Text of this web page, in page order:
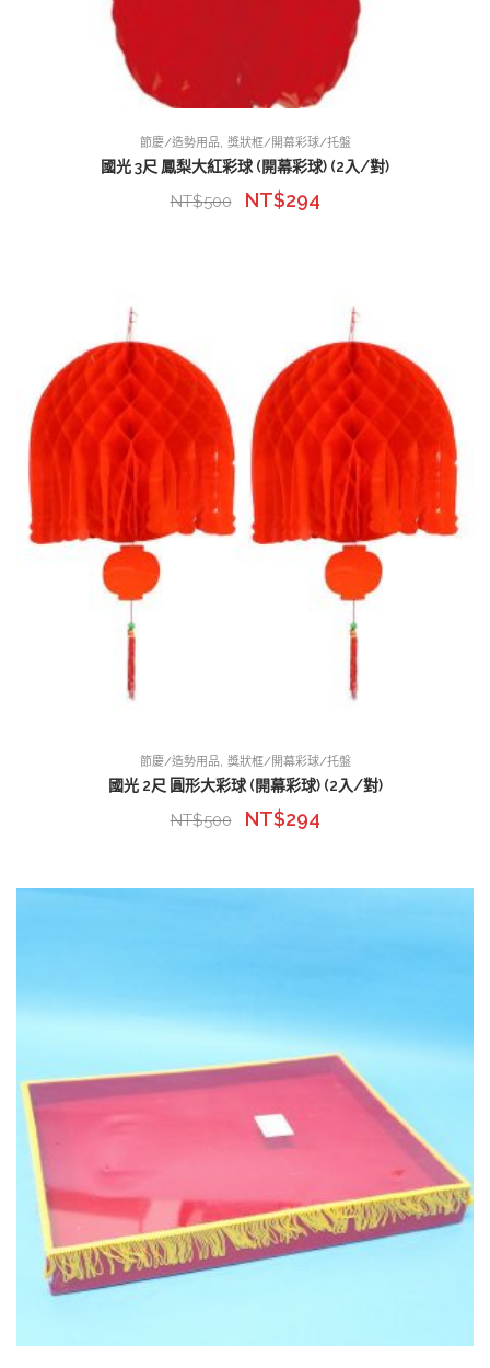
節慶/造勢用品 獎狀框/開幕彩球/托盤
國光 3尺 鳳梨大紅彩球 (開幕彩球) (2入/對)
NT$500 NT$294
節慶/造勢用品 獎狀框/開幕彩球/托盤
國光 2尺 圓形大彩球 (開幕彩球) (2入/對)
NT$500 NT$294